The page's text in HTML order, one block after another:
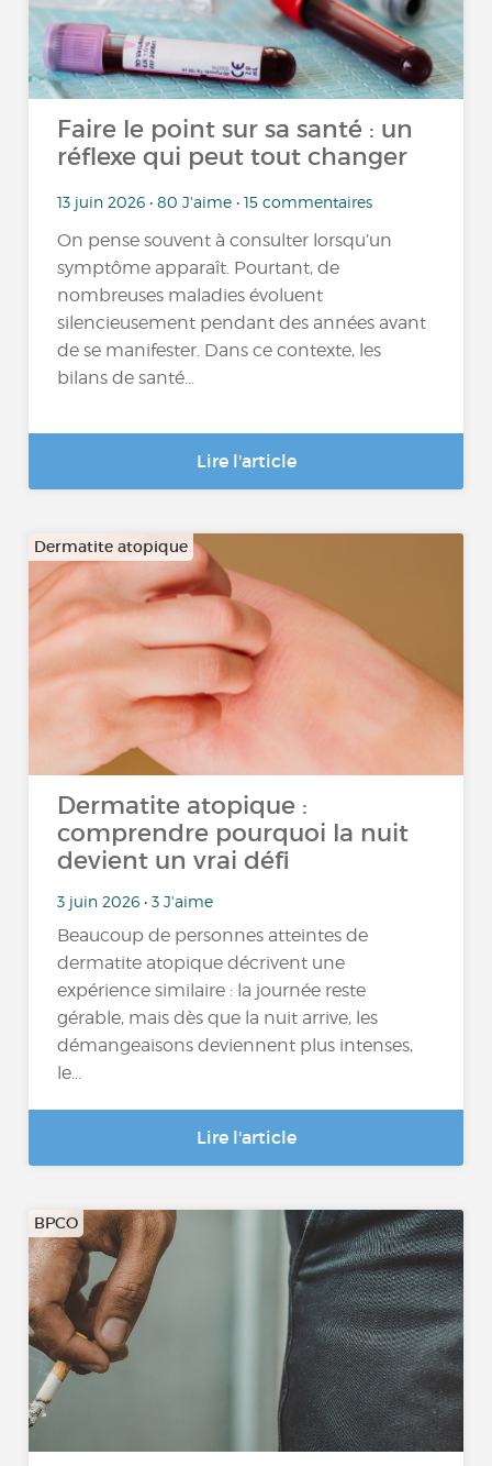
Faire le point sur sa santé : un
réflexe qui peut tout changer
13 juin 2026 • 80 J'aime • 15 commentaires
On pense souvent à consulter lorsqu’un
symptôme apparaît. Pourtant, de
nombreuses maladies évoluent
silencieusement pendant des années avant
de se manifester. Dans ce contexte, les
bilans de santé...
Lire l'article
Dermatite atopique
Dermatite atopique :
comprendre pourquoi la nuit
devient un vrai défi
3 juin 2026 • 3 J'aime
Beaucoup de personnes atteintes de
dermatite atopique décrivent une
expérience similaire : la journée reste
gérable, mais dès que la nuit arrive, les
démangeaisons deviennent plus intenses,
le...
Lire l'article
BPCO